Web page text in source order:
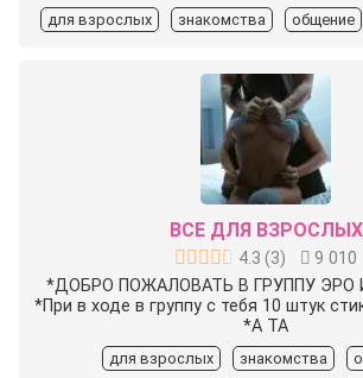
для взрослых знакомства общение
ВСЕ ДЛЯ ВЗРОСЛЫХ
4.3 (3)
9 010
*ДОБРО ПОЖАЛОВАТЬ В ГРУППУ ЭРО
*При в ходе в группу с тебя 10 штук
*А ТА
для взрослых знакомства